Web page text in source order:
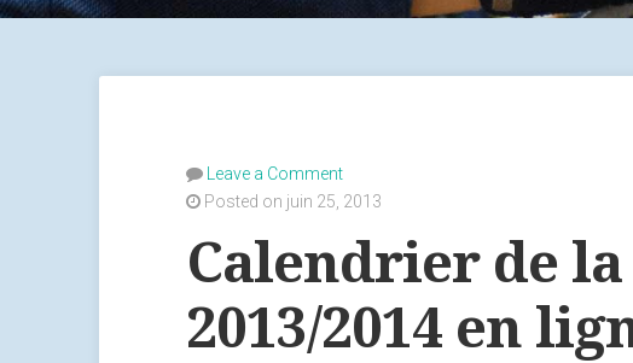
Leave a Comment
Posted on juin 25, 2013
Calendrier de la
2013/2014 en